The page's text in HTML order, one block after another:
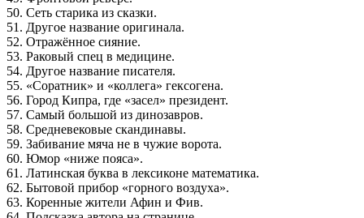
50. Сеть старика из сказки.
51. Другое название оригинала.
52. Отражённое сияние.
53. Раковый спец в медицине.
54. Другое название писателя.
55. «Соратник» и «коллега» гексогена.
56. Город Кипра, где «засел» президент.
57. Самый большой из динозавров.
58. Средневековые скандинавы.
59. Забивание мяча не в чужие ворота.
60. Юмор «ниже пояса».
61. Латинская буква в лексиконе математика.
62. Бытовой прибор «горного воздуха».
63. Коренные жители Афин и Фив.